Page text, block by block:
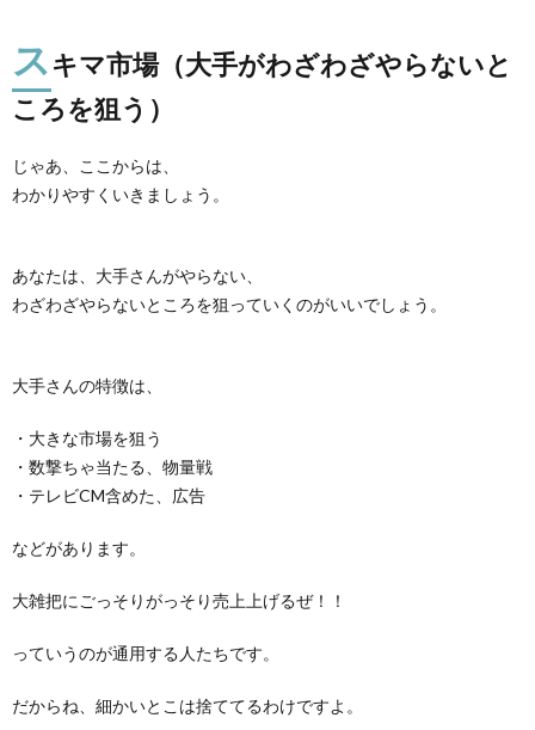
スキマ市場（大手がわざわざやらないと
ころを狙う）
じゃあ、ここからは、
わかりやすくいきましょう。
あなたは、大手さんがやらない、
わざわざやらないところを狙っていくのがいいでしょう。
大手さんの特徴は、
・大きな市場を狙う
・数撃ちゃ当たる、物量戦
・テレビCM含めた、広告
などがあります。
大雑把にごっそりがっそり売上上げるぜ！！
っていうのが通用する人たちです。
だからね、細かいとこは捨ててるわけですよ。